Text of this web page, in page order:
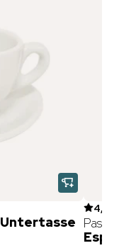
4,7